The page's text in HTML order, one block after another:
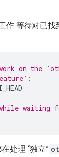
作 等待对已
on the
waiting
处理 “独立”